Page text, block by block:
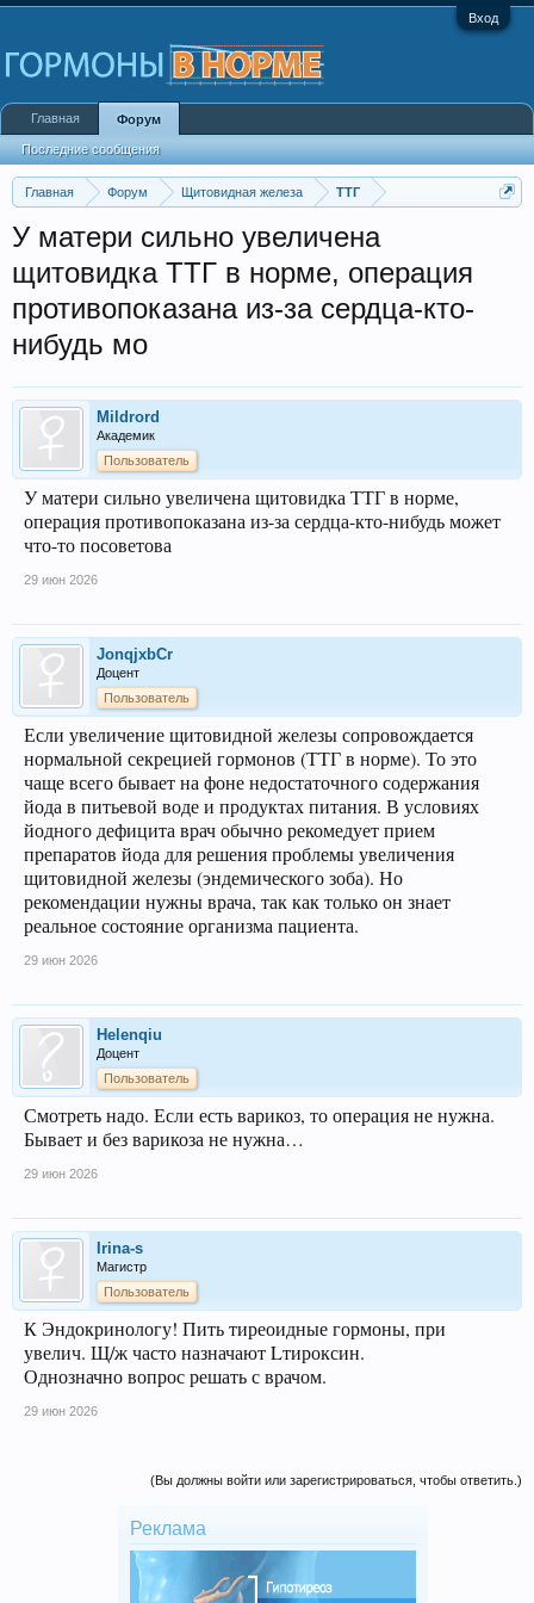
Вход
Главная Форум Щитовидная железа ТТГ
У матери сильно увеличена
щитовидка ТТГ в норме, операция
противопоказана из-за сердца-кто-
нибудь мо
Mildrord
Академик
Пользователь
У матери сильно увеличена щитовидка ТТГ в норме,
операция противопоказана из-за сердца-кто-нибудь может
что-то посоветова
29 июн 2026
JonqjxbCr
Доцент
Пользователь
Если увеличение щитовидной железы сопровождается
нормальной секрецией гормонов (ТТГ в норме). То это
чаще всего бывает на фоне недостаточного содержания
йода в питьевой воде и продуктах питания. В условиях
йодного дефицита врач обычно рекомедует прием
препаратов йода для решения проблемы увеличения
щитовидной железы (эндемического зоба). Но
рекомендации нужны врача, так как только он знает
реальное состояние организма пациента.
29 июн 2026
Helenqiu
Доцент
Пользователь
Смотреть надо. Если есть варикоз, то операция не нужна.
Бывает и без варикоза не нужна…
29 июн 2026
Irina-s
Магистр
Пользователь
К Эндокринологу! Пить тиреоидные гормоны, при
увелич. Щ/ж часто назначают Lтироксин.
Однозначно вопрос решать с врачом.
29 июн 2026
(Вы должны войти или зарегистрироваться, чтобы ответить.)
Реклама
Главная Форум
Последние сообщения